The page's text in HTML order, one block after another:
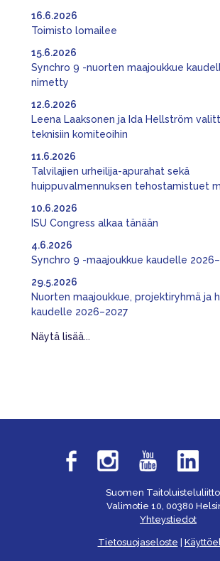
Toimisto lomailee
16.6.2026
Synchro 9 -nuorten maajoukkue
nimetty
15.6.2026
Leena Laaksonen ja Ida Hellström
teknisiin komiteoihin
12.6.2026
Talvilajien urheilija-apurahat sekä
huippuvalmennuksen tehostamistuet
11.6.2026
ISU Congress alkaa tänään
10.6.2026
Synchro 9 -maajoukkue kaudelle
4.6.2026
Nuorten maajoukkue, projektiryhmä ja
kaudelle 2026–2027
29.5.2026
Näytä lisää...
Suomen
Valimotie 10, 00380
Yhteystiedot
Tietosuojaseloste